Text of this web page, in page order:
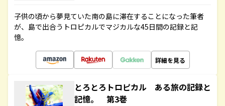
子供の頃から夢見ていた南の島に滞在することになった筆者
が、島で出合うトロピカルでマジカルな45日間の記録と記
憶。
詳細を見る
とろとろトロピカル ある旅の記録と
記憶。 第3巻